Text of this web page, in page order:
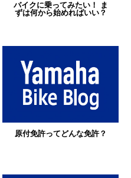
バイクに乗ってみたい！ ま
ずは何から始めればいい？
原付免許ってどんな免許？